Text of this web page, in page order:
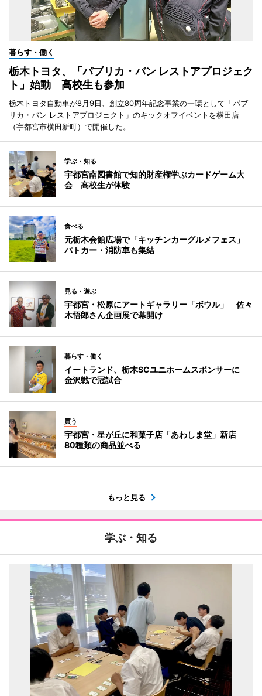
暮らす・働く
栃木トヨタ、「パブリカ・バン レストアプロジェク
ト」始動 高校生も参加
栃木トヨタ自動車が8月9日、創立80周年記念事業の一環として「パブ
リカ・バン レストアプロジェクト」のキックオフイベントを横田店
（宇都宮市横田新町）で開催した。
学ぶ・知る
宇都宮南図書館で知的財産権学ぶカードゲーム大
会 高校生が体験
食べる
元栃木会館広場で「キッチンカーグルメフェス」
パトカー・消防車も集結
見る・遊ぶ
宇都宮・松原にアートギャラリー「ボウル」 佐々
木悟郎さん企画展で幕開け
暮らす・働く
イートランド、栃木SCユニホームスポンサーに
金沢戦で冠試合
買う
宇都宮・星が丘に和菓子店「あわしま堂」新店
80種類の商品並べる
もっと見る
学ぶ・知る